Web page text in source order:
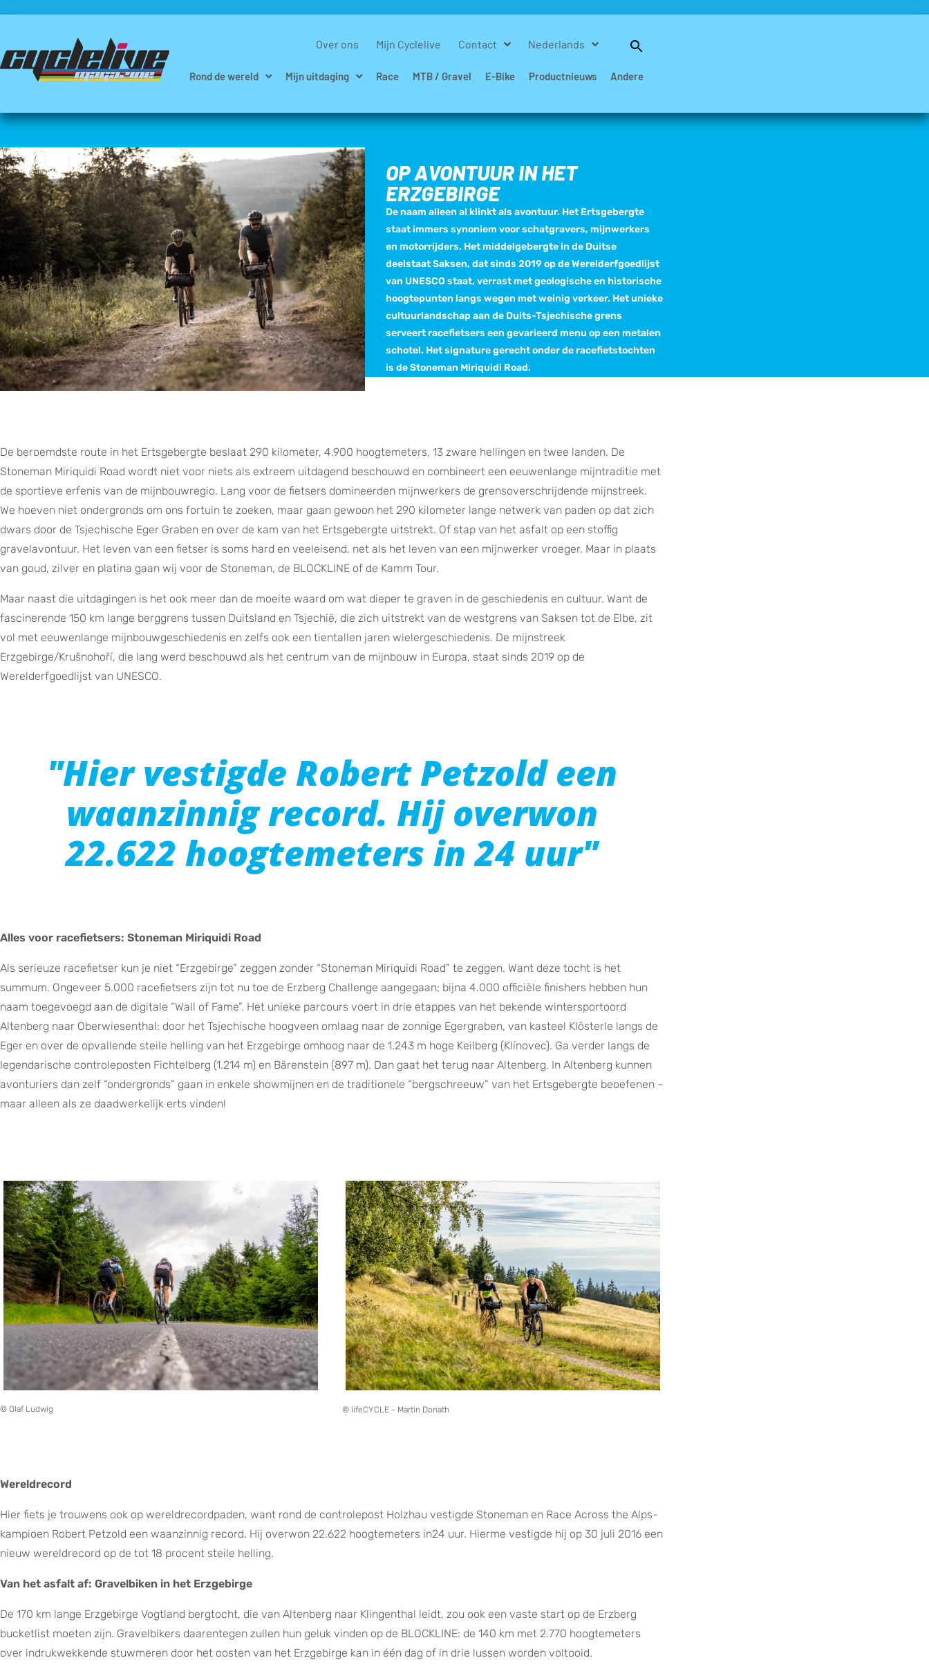
Over ons Mijn Cyclelive Contact Nederlands
Rond de wereld Mijn uitdaging Race MTB / Gravel E-Bike Productnieuws Andere
OP AVONTUUR IN HET
ERZGEBIRGE
De naam alleen al klinkt als avontuur. Het Ertsgebergte
staat immers synoniem voor schatgravers, mijnwerkers
en motorrijders. Het middelgebergte in de Duitse
deelstaat Saksen, dat sinds 2019 op de Werelderfgoedlijst
van UNESCO staat, verrast met geologische en historische
hoogtepunten langs wegen met weinig verkeer. Het unieke
cultuurlandschap aan de Duits-Tsjechische grens
serveert racefietsers een gevarieerd menu op een metalen
schotel. Het signature gerecht onder de racefietstochten
is de Stoneman Miriquidi Road.
De beroemdste route in het Ertsgebergte beslaat 290 kilometer, 4.900 hoogtemeters, 13 zware hellingen en twee landen. De
Stoneman Miriquidi Road wordt niet voor niets als extreem uitdagend beschouwd en combineert een eeuwenlange mijntraditie met
de sportieve erfenis van de mijnbouwregio. Lang voor de fietsers domineerden mijnwerkers de grensoverschrijdende mijnstreek.
We hoeven niet ondergronds om ons fortuin te zoeken, maar gaan gewoon het 290 kilometer lange netwerk van paden op dat zich
dwars door de Tsjechische Eger Graben en over de kam van het Ertsgebergte uitstrekt. Of stap van het asfalt op een stoffig
gravelavontuur. Het leven van een fietser is soms hard en veeleisend, net als het leven van een mijnwerker vroeger. Maar in plaats
van goud, zilver en platina gaan wij voor de Stoneman, de BLOCKLINE of de Kamm Tour.
Maar naast die uitdagingen is het ook meer dan de moeite waard om wat dieper te graven in de geschiedenis en cultuur. Want de
fascinerende 150 km lange berggrens tussen Duitsland en Tsjechië, die zich uitstrekt van de westgrens van Saksen tot de Elbe, zit
vol met eeuwenlange mijnbouwgeschiedenis en zelfs ook een tientallen jaren wielergeschiedenis. De mijnstreek
Erzgebirge/Krušnohoří, die lang werd beschouwd als het centrum van de mijnbouw in Europa, staat sinds 2019 op de
Werelderfgoedlijst van UNESCO.
"Hier vestigde Robert Petzold een
waanzinnig record. Hij overwon
22.622 hoogtemeters in 24 uur"
Alles voor racefietsers: Stoneman Miriquidi Road
Als serieuze racefietser kun je niet “Erzgebirge” zeggen zonder “Stoneman Miriquidi Road” te zeggen. Want deze tocht is het
summum. Ongeveer 5.000 racefietsers zijn tot nu toe de Erzberg Challenge aangegaan; bijna 4.000 officiële finishers hebben hun
naam toegevoegd aan de digitale “Wall of Fame”. Het unieke parcours voert in drie etappes van het bekende wintersportoord
Altenberg naar Oberwiesenthal: door het Tsjechische hoogveen omlaag naar de zonnige Egergraben, van kasteel Klösterle langs de
Eger en over de opvallende steile helling van het Erzgebirge omhoog naar de 1.243 m hoge Keilberg (Klínovec). Ga verder langs de
legendarische controleposten Fichtelberg (1.214 m) en Bärenstein (897 m). Dan gaat het terug naar Altenberg. In Altenberg kunnen
avonturiers dan zelf “ondergronds” gaan in enkele showmijnen en de traditionele “bergschreeuw” van het Ertsgebergte beoefenen –
maar alleen als ze daadwerkelijk erts vinden!
© Olaf Ludwig © lifeCYCLE - Martin Donath
Wereldrecord
Hier fiets je trouwens ook op wereldrecordpaden, want rond de controlepost Holzhau vestigde Stoneman en Race Across the Alps-
kampioen Robert Petzold een waanzinnig record. Hij overwon 22.622 hoogtemeters in24 uur. Hierme vestigde hij op 30 juli 2016 een
nieuw wereldrecord op de tot 18 procent steile helling.
Van het asfalt af: Gravelbiken in het Erzgebirge
De 170 km lange Erzgebirge Vogtland bergtocht, die van Altenberg naar Klingenthal leidt, zou ook een vaste start op de Erzberg
bucketlist moeten zijn. Gravelbikers daarentegen zullen hun geluk vinden op de BLOCKLINE: de 140 km met 2.770 hoogtemeters
over indrukwekkende stuwmeren door het oosten van het Erzgebirge kan in één dag of in drie lussen worden voltooid.